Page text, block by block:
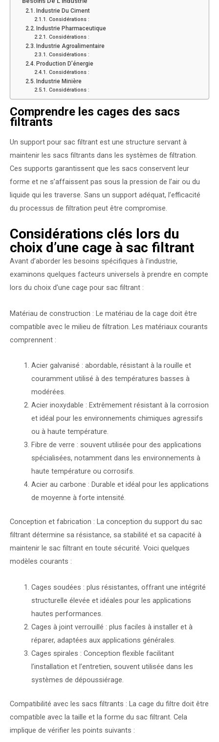
Industrie Du Ciment
Considérations :
Industrie Pharmaceutique
Considérations :
Industrie Agroalimentaire
Considérations :
Production D’énergie
Considérations :
Industrie Minière
Considérations :
Comprendre les cages des sacs
filtrants
Un support pour sac filtrant est une structure servant à
maintenir les sacs filtrants dans les systèmes de filtration.
Ces supports garantissent que les sacs conservent leur
forme et ne s’affaissent pas sous la pression de l’air ou du
liquide qui les traverse. Sans un support adéquat, l’efficacité
du processus de filtration peut être compromise.
Considérations clés lors du
choix d’une cage à sac filtrant
Avant d’aborder les besoins spécifiques à l’industrie,
examinons quelques facteurs universels à prendre en compte
lors du choix d’une cage pour sac filtrant :
Matériau de construction : Le matériau de la cage doit être
compatible avec le milieu de filtration. Les matériaux courants
comprennent :
Acier galvanisé : abordable, résistant à la rouille et
couramment utilisé à des températures basses à
modérées.
Acier inoxydable : Extrêmement résistant à la corrosion
et idéal pour les environnements chimiques agressifs
ou à haute température.
Fibre de verre : souvent utilisée pour des applications
spécialisées, notamment dans les environnements à
haute température ou corrosifs.
Acier au carbone : Durable et idéal pour les applications
de moyenne à forte intensité.
Conception et fabrication : La conception du support du sac
filtrant détermine sa résistance, sa stabilité et sa capacité à
maintenir le sac filtrant en toute sécurité. Voici quelques
modèles courants :
Cages soudées : plus résistantes, offrant une intégrité
structurelle élevée et idéales pour les applications
hautes performances.
Cages à joint verrouillé : plus faciles à installer et à
réparer, adaptées aux applications générales.
Cages spirales : Conception flexible facilitant
l’installation et l’entretien, souvent utilisée dans les
systèmes de dépoussiérage.
Compatibilité avec les sacs filtrants : La cage du filtre doit être
compatible avec la taille et la forme du sac filtrant. Cela
implique de vérifier les points suivants :